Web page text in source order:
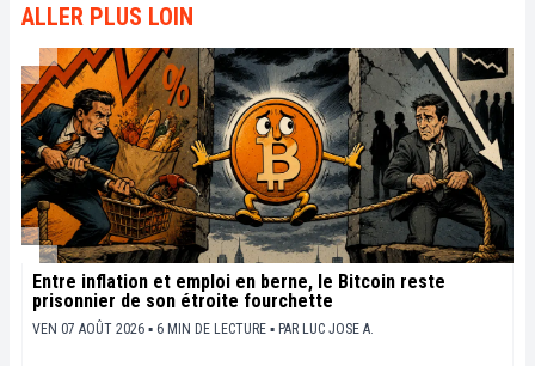
ALLER PLUS LOIN
Entre inflation et emploi en berne, le Bitcoin reste
prisonnier de son étroite fourchette
VEN 07 AOÛT 2026 ▪ 6 MIN DE LECTURE ▪ PAR LUC JOSE A.